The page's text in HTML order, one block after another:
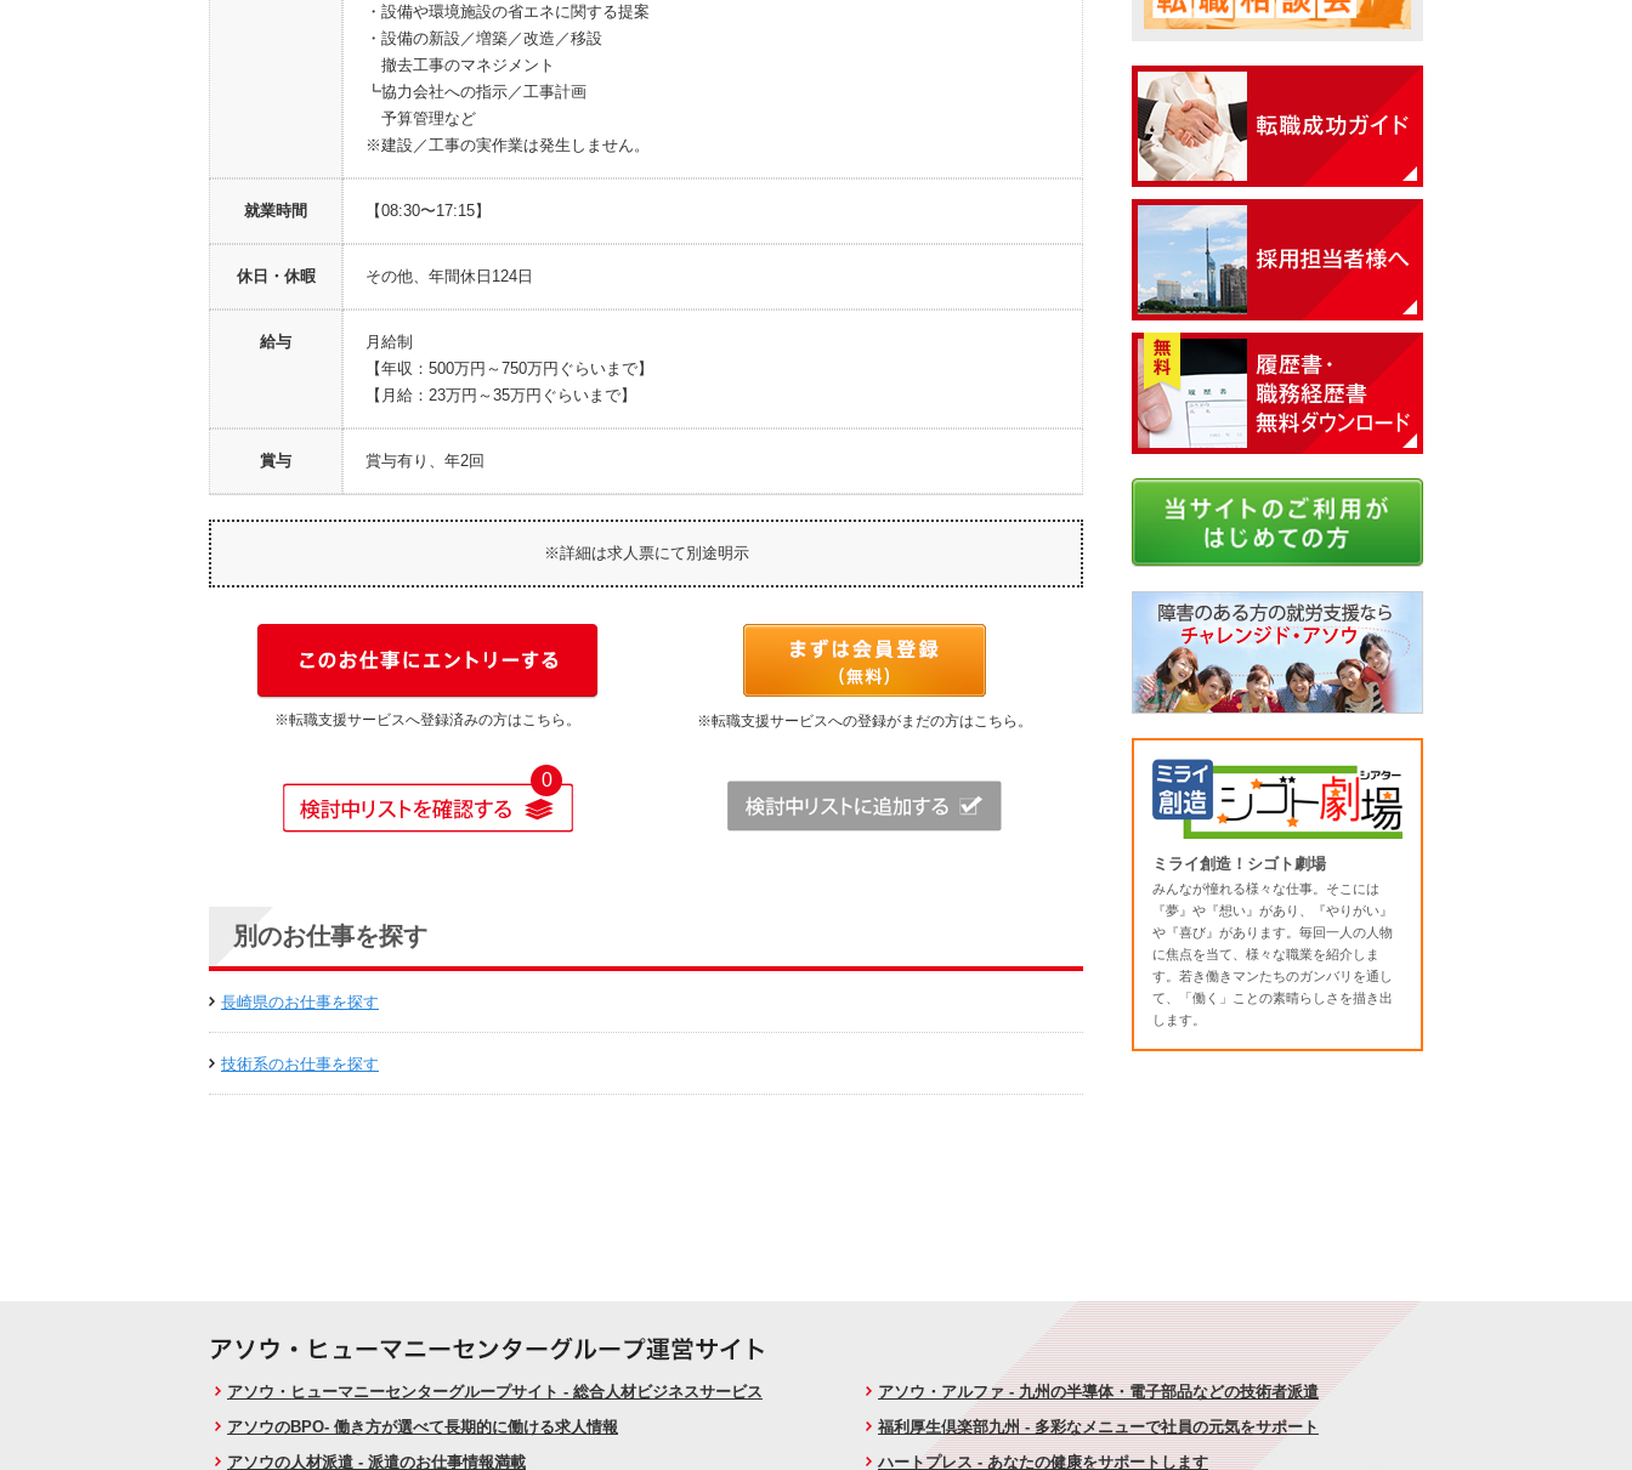
・設備や環境施設の省エネに関する提案
・設備の新設／増築／改造／移設
撤去工事のマネジメント
┗協力会社への指示／工事計画
予算管理など
※建設／工事の実作業は発生しません。
就業時間 【08:30〜17:15】
休日・休暇 その他、年間休日124日
給与
月給制
【年収：500万円～750万円ぐらいまで】
【月給：23万円～35万円ぐらいまで】
賞与 賞与有り、年2回
※詳細は求人票にて別途明示
※転職支援サービスへ登録済みの方はこちら。 ※転職支援サービスへの登録がまだの方はこちら。
0
別のお仕事を探す
長崎県のお仕事を探す
技術系のお仕事を探す
ミライ創造！シゴト劇場
みんなが憧れる様々な仕事。そこには
『夢』や『想い』があり、『やりがい』
や『喜び』があります。毎回一人の人物
に焦点を当て、様々な職業を紹介しま
す。若き働きマンたちのガンバリを通し
て、「働く」ことの素晴らしさを描き出
します。
アソウ・ヒューマニーセンターグループサイト - 総合人材ビジネスサービス
アソウのBPO- 働き方が選べて長期的に働ける求人情報
アソウの人材派遣 - 派遣のお仕事情報満載
アソウ・アルファ - 九州の半導体・電子部品などの技術者派遣
福利厚生倶楽部九州 - 多彩なメニューで社員の元気をサポート
ハートプレス - あなたの健康をサポートします